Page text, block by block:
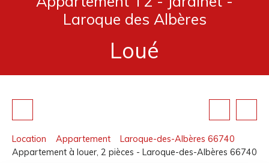
Laroque des Albères
Loué
Location Appartement
Laroque-des-Albères 66740
Appartement à louer, 2 pièces - Laroque-des-Albères 66740